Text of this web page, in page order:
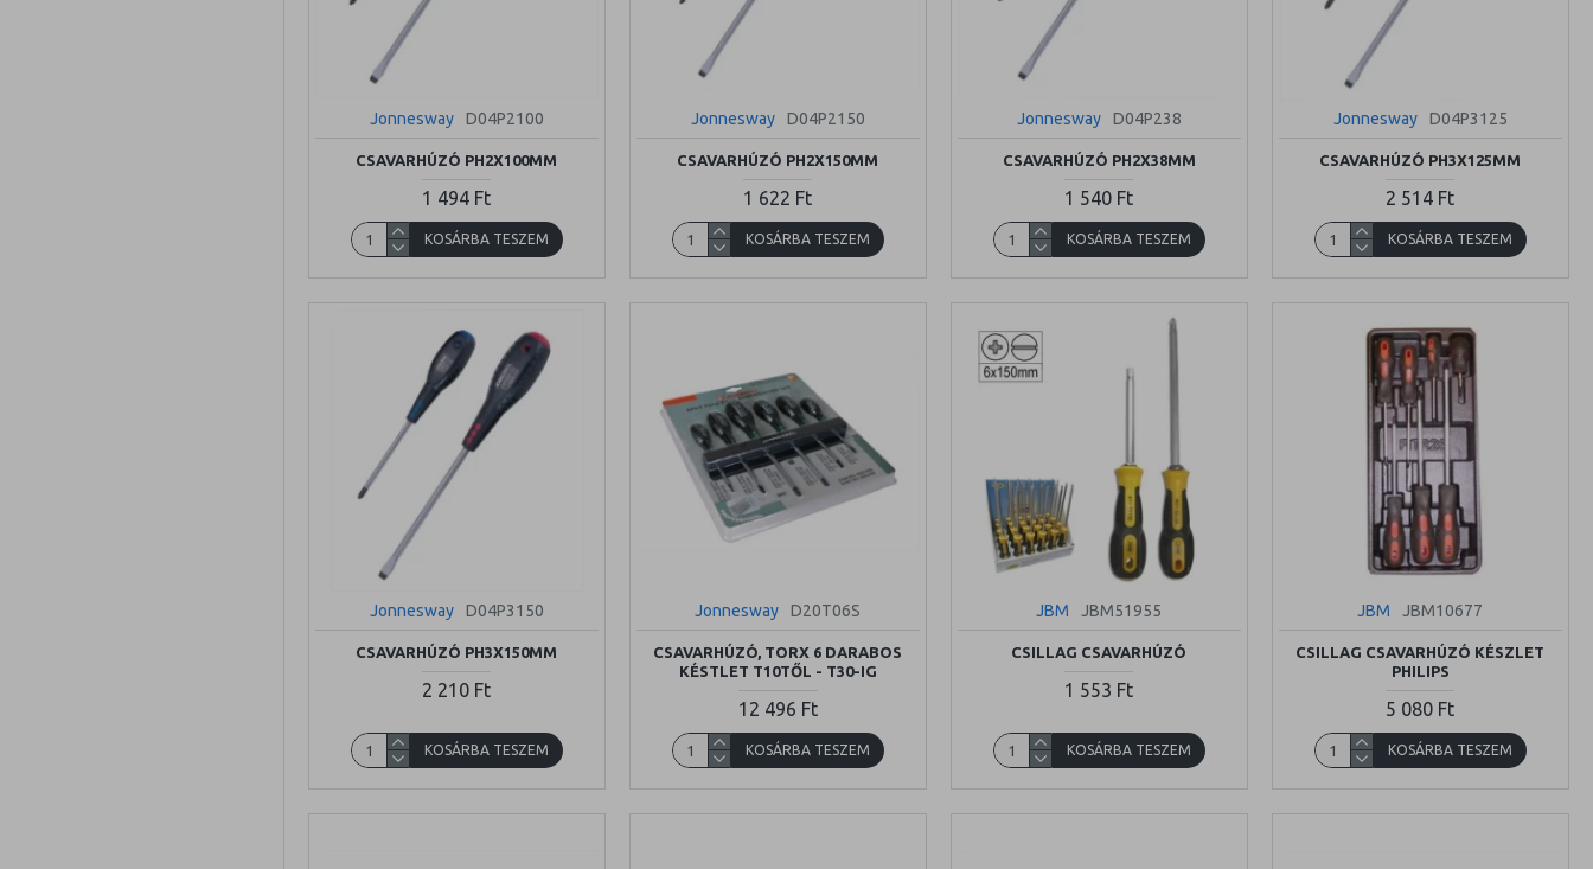
Jonnesway D04P2100
CSAVARHÚZÓ PH2X100MM
1 494 Ft
KOSÁRBA TESZEM
Jonnesway D04P2150
CSAVARHÚZÓ PH2X150MM
1 622 Ft
KOSÁRBA TESZEM
Jonnesway D04P238
CSAVARHÚZÓ PH2X38MM
1 540 Ft
KOSÁRBA TESZEM
Jonnesway D04P3125
CSAVARHÚZÓ PH3X125MM
2 514 Ft
KOSÁRBA TESZEM
Jonnesway D04P3150
CSAVARHÚZÓ PH3X150MM
2 210 Ft
KOSÁRBA TESZEM
Jonnesway D20T06S
CSAVARHÚZÓ, TORX 6 DARABOS
KÉSTLET T10TŐL - T30-IG
12 496 Ft
KOSÁRBA TESZEM
JBM JBM51955
CSILLAG CSAVARHÚZÓ
1 553 Ft
KOSÁRBA TESZEM
JBM JBM10677
CSILLAG CSAVARHÚZÓ KÉSZLET
PHILIPS
5 080 Ft
KOSÁRBA TESZEM